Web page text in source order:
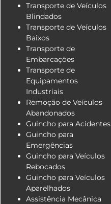
Transporte de Veículos
Blindados
Transporte de Veículos
Baixos
Transporte de
Embarcações
Transporte de
Equipamentos
Industriais
Remoção de Veículos
Abandonados
Guincho para Acidentes
Guincho para
Emergências
Guincho para Veículos
Rebocados
Guincho para Veículos
Aparelhados
Assistência Mecânica